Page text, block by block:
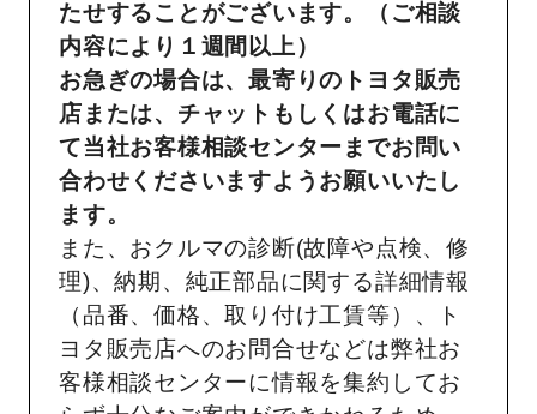
たせすることがございます。（ご相談
内容により１週間以上）
お急ぎの場合は、最寄りのトヨタ販売
店または、チャットもしくはお電話に
て当社お客様相談センターまでお問い
合わせくださいますようお願いいたし
ます。
また、おクルマの診断(故障や点検、修
理)、納期、純正部品に関する詳細情報
（品番、価格、取り付け工賃等）、ト
ヨタ販売店へのお問合せなどは弊社お
客様相談センターに情報を集約してお